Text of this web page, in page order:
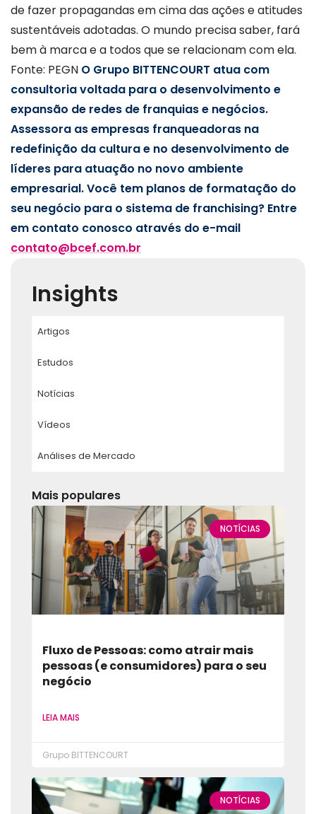
de fazer propagandas em cima das ações e atitudes
sustentáveis adotadas. O mundo precisa saber, fará
bem à marca e a todos que se relacionam com ela.
Fonte: PEGN O Grupo BITTENCOURT atua com
consultoria voltada para o desenvolvimento e
expansão de redes de franquias e negócios.
Assessora as empresas franqueadoras na
redefinição da cultura e no desenvolvimento de
líderes para atuação no novo ambiente
empresarial. Você tem planos de formatação do
seu negócio para o sistema de franchising? Entre
em contato conosco através do e-mail
contato@bcef.com.br
Insights
Artigos
Estudos
Notícias
Vídeos
Análises de Mercado
Mais populares
NOTÍCIAS
Fluxo de Pessoas: como atrair mais
pessoas (e consumidores) para o seu
negócio
LEIA MAIS
Grupo BITTENCOURT
NOTÍCIAS